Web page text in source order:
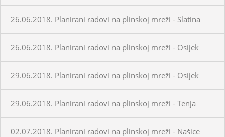
26.06.2018. Planirani radovi na plinskoj mreži - Slatina
26.06.2018. Planirani radovi na plinskoj mreži - Osijek
29.06.2018. Planirani radovi na plinskoj mreži - Osijek
29.06.2018. Planirani radovi na plinskoj mreži - Tenja
02.07.2018. Planirani radovi na plinskoj mreži - Našice